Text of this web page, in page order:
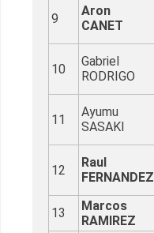
9
Aron
CANET
10
Gabriel
RODRIGO
11
Ayumu
SASAKI
12
Raul
FERNANDEZ
13
Marcos
RAMIREZ